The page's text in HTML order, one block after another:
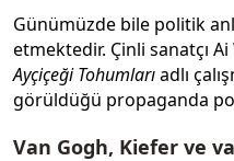
Günümüzde bile politik
etmektedir. Çinli sanatçı
Ayçiçeği Tohumlarıadlı
görüldüğü propaganda
Van Gogh, Kiefer ve